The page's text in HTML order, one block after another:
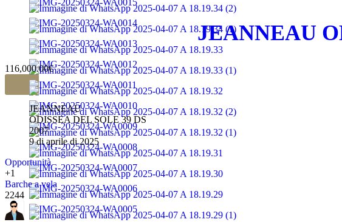
JEANNEAU
116,000.00€
JEANNEAU
ODISSEA DEL SOLE 39 DS
2007
9 di aprile di 2025
Opportunità
+1
Barche a vela
2244